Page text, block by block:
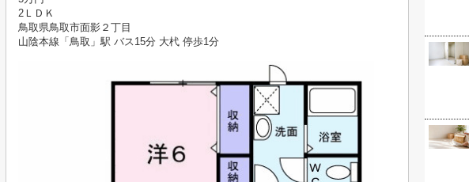
2ＬＤＫ
鳥取県鳥取市面影２丁目
山陰本線「鳥取」駅 バス15分 大杙 停歩1分